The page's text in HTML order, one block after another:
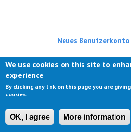
Neues
Anmelden
We use cookies on this site to
experience
By clicking any link on this page you are
cookies.
OK, I agree More information